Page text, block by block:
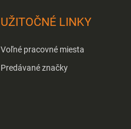
UŽITOČNÉ LINKY
Voľné pracovné miesta
Predávané značky